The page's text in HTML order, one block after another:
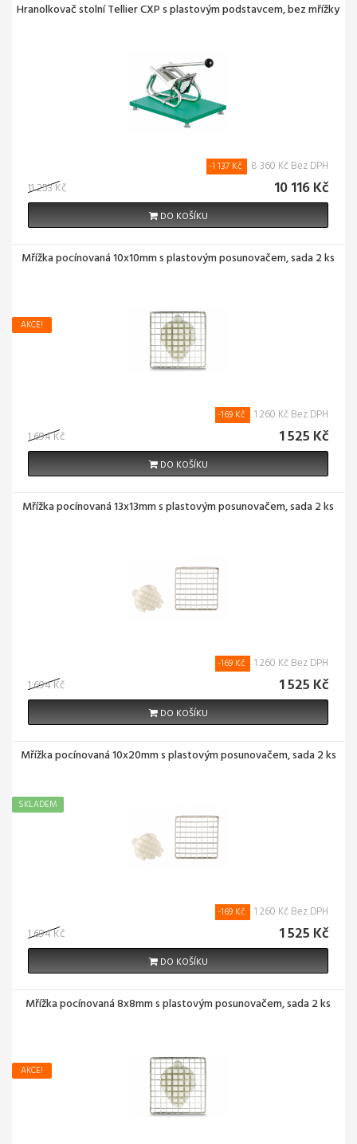
Hranolkovač stolní Tellier CXP s plastovým podstavcem, bez mřížky
11 253 Kč
-1 137 Kč 8 360 Kč Bez DPH
10 116 Kč
DO KOŠÍKU
Mřížka pocínovaná 10x10mm s plastovým posunovačem, sada 2 ks
AKCE!
1 694 Kč
-169 Kč 1 260 Kč Bez DPH
1 525 Kč
DO KOŠÍKU
Mřížka pocínovaná 13x13mm s plastovým posunovačem, sada 2 ks
1 694 Kč
-169 Kč 1 260 Kč Bez DPH
1 525 Kč
DO KOŠÍKU
Mřížka pocínovaná 10x20mm s plastovým posunovačem, sada 2 ks
SKLADEM
1 694 Kč
-169 Kč 1 260 Kč Bez DPH
1 525 Kč
DO KOŠÍKU
Mřížka pocínovaná 8x8mm s plastovým posunovačem, sada 2 ks
AKCE!